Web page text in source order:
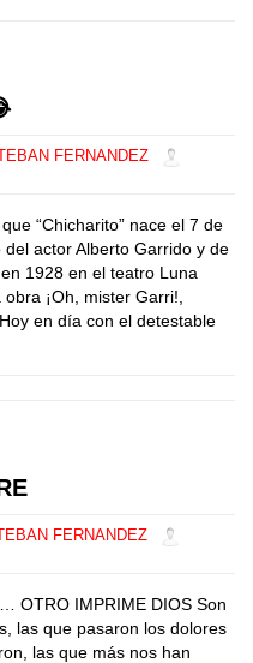
FERNANDEZ
“Chicharito” nace el 7 de
actor Alberto Garrido y de
1928 en el teatro Luna
¡Oh, mister Garri!,
en día con el detestable
FERNANDEZ
IMPRIME DIOS Son
las que pasaron los dolores
las que más nos han